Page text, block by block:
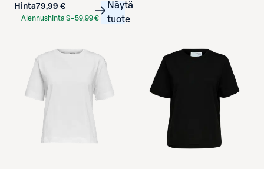
Hinta79,99 €
Alennushinta S-59,99 €
Näytä
tuote